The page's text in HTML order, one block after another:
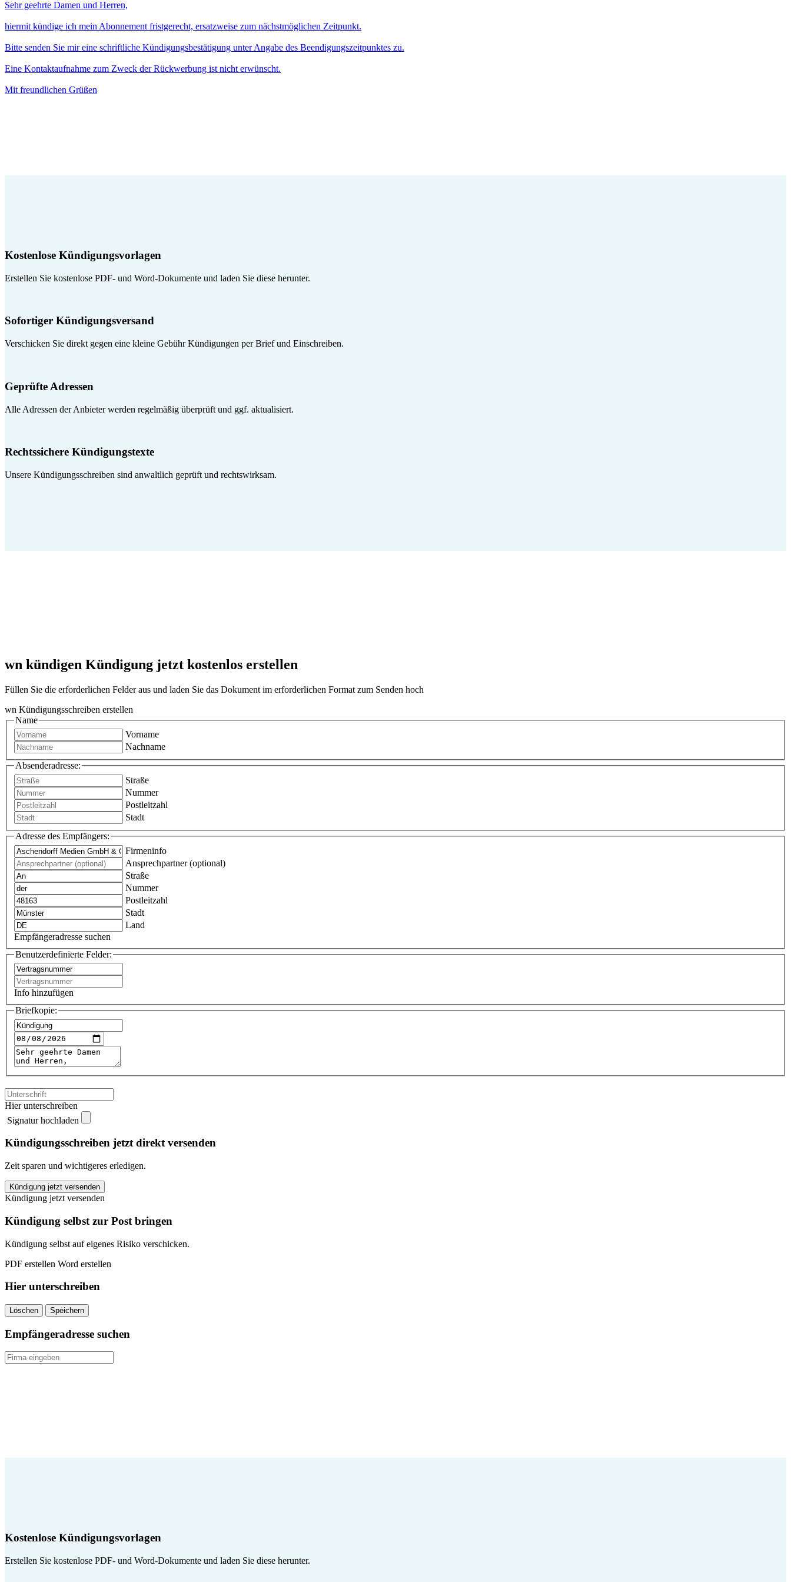
Sehr geehrte Damen und Herren,
hiermit kündige ich mein Abonnement fristgerecht, ersatzweise zum nächstmöglichen Zeitpunkt.
Bitte senden Sie mir eine schriftliche Kündigungsbestätigung unter Angabe des Beendigungszeitpunktes zu.
Eine Kontaktaufnahme zum Zweck der Rückwerbung ist nicht erwünscht.
Mit freundlichen Grüßen
Kostenlose Kündigungsvorlagen
Erstellen Sie kostenlose PDF- und Word-Dokumente und laden Sie diese herunter.
Sofortiger Kündigungsversand
Verschicken Sie direkt gegen eine kleine Gebühr Kündigungen per Brief und Einschreiben.
Geprüfte Adressen
Alle Adressen der Anbieter werden regelmäßig überprüft und ggf. aktualisiert.
Rechtssichere Kündigungstexte
Unsere Kündigungsschreiben sind anwaltlich geprüft und rechtswirksam.
wn kündigen Kündigung jetzt kostenlos erstellen
Füllen Sie die erforderlichen Felder aus und laden Sie das Dokument im erforderlichen Format zum Senden hoch
wn Kündigungsschreiben erstellen
Name
Vorname
Nachname
Absenderadresse:
Straße
Nummer
Postleitzahl
Stadt
Adresse des Empfängers:
Firmeninfo
Ansprechpartner (optional)
Straße
Nummer
Postleitzahl
Stadt
Land
Empfängeradresse suchen
Benutzerdefinierte Felder:
Info hinzufügen
Briefkopie:
Hier unterschreiben
Signatur hochladen
Kündigungsschreiben jetzt direkt versenden
Zeit sparen und wichtigeres erledigen.
wn
kündigen
quantity
Kündigung jetzt versenden
Kündigung jetzt versenden
Kündigung selbst zur Post bringen
Kündigung selbst auf eigenes Risiko verschicken.
PDF erstellen Word erstellen
Hier unterschreiben
Löschen Speichern
Empfängeradresse suchen
Kostenlose Kündigungsvorlagen
Erstellen Sie kostenlose PDF- und Word-Dokumente und laden Sie diese herunter.